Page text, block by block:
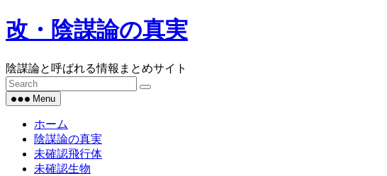
Skip
to
改・陰謀論の真実
陰謀論と呼ばれる情報まとめサイト
Menu
ホーム
陰謀論の真実
未確認飛行体
未確認生物